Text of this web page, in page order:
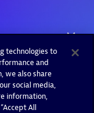
technologies to
and
we also share
social media,
information,
All